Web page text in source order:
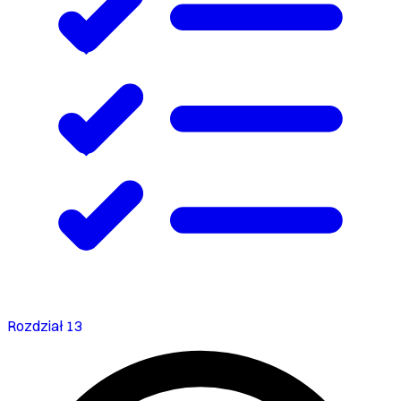
Rozdział 13